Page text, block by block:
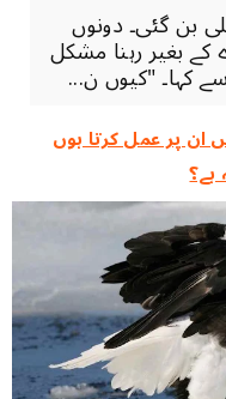
بن گئی۔ دونوں
کے بغیر رہنا مشکل
کہا۔ "کیوں ن...
ان پر عمل کرتا ہوں